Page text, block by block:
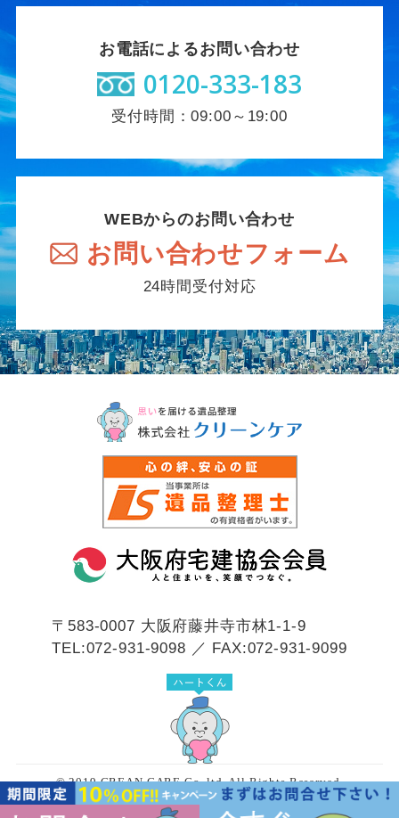
お電話によるお問い合わせ
0120-333-183
受付時間：09:00～19:00
WEBからのお問い合わせ
お問い合わせフォーム
24時間受付対応
〒583-0007 大阪府藤井寺市林1-1-9
TEL:072-931-9098 ／ FAX:072-931-9099
© 2019 CREAN CARE Co.,ltd. All Rights Reserved.